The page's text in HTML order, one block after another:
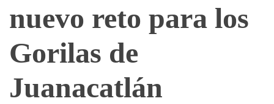
nuevo reto para los
Gorilas de
Juanacatlán